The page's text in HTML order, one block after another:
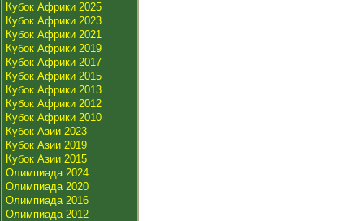
Кубок Африки 2025
Кубок Африки 2023
Кубок Африки 2021
Кубок Африки 2019
Кубок Африки 2017
Кубок Африки 2015
Кубок Африки 2013
Кубок Африки 2012
Кубок Африки 2010
Кубок Азии 2023
Кубок Азии 2019
Кубок Азии 2015
Олимпиада 2024
Олимпиада 2020
Олимпиада 2016
Олимпиада 2012